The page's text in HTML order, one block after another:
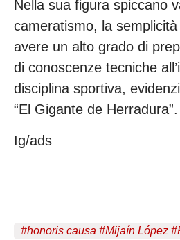
Nella sua figura spiccano
cameratismo, la semplicità
avere un alto grado di
di conoscenze tecniche
disciplina sportiva,
“El Gigante de Herradura”.
Ig/ads
#honoris causa #Mijaín López #